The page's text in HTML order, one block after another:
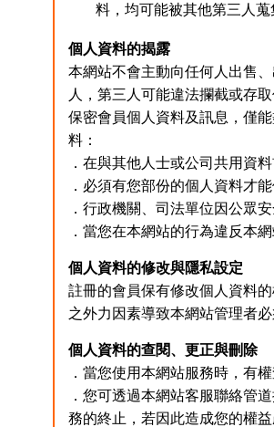
料，均可能被其他第三人
個人資料的揭露
本網站不會主動向任何人出售
人，第三人可能違法攔截或存
保密會員個人資料及訊息，僅
料：
．在與其他人士或公司共用資
．必須有您部份的個人資料才
．行政機關、司法單位因公眾安
．當您在本網站的行為違反本
個人資料的修改與隱私設定
註冊的會員保有修改個人資料
之外力因素導致本網站管理者
個人資料的查閱、更正與刪除
．當您使用本網站服務時，有
．您可透過本網站客服聯絡管
務的終止，若因此造成您的權